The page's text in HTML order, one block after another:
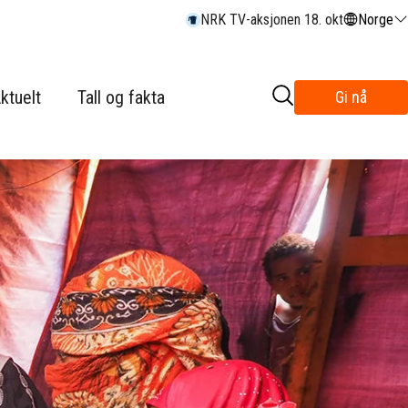
NRK TV-aksjonen 18. okt Norge
Tall og fakta Gi nå